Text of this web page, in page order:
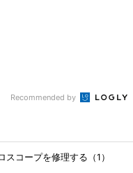
Recommended by
コープを修理する（1）